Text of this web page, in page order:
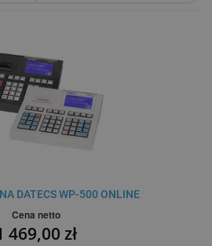
DATECS WP-500 ONLINE
Cena netto
469,00 zł